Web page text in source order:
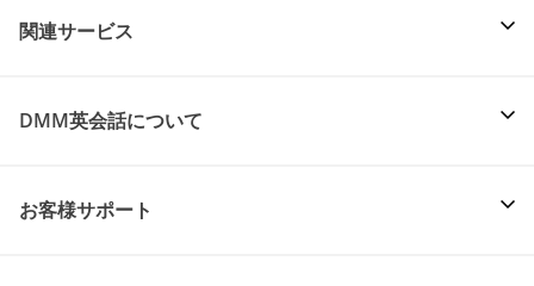
関連サービス
DMM英会話について
お客様サポート